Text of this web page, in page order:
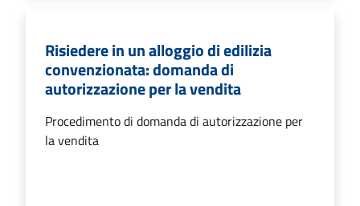
Risiedere in un alloggio di edilizia
convenzionata: domanda di
autorizzazione per la vendita
Procedimento di domanda di autorizzazione per
la vendita